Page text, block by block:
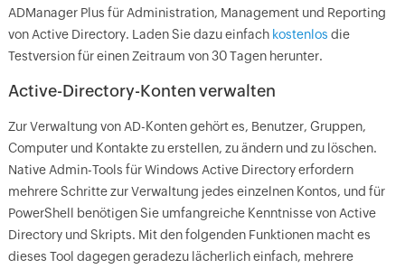
ADManager Plus für Administration, Management und Reporting
von Active Directory. Laden Sie dazu einfach kostenlos die
Testversion für einen Zeitraum von 30 Tagen herunter.
Active-Directory-Konten verwalten
Zur Verwaltung von AD-Konten gehört es, Benutzer, Gruppen,
Computer und Kontakte zu erstellen, zu ändern und zu löschen.
Native Admin-Tools für Windows Active Directory erfordern
mehrere Schritte zur Verwaltung jedes einzelnen Kontos, und für
PowerShell benötigen Sie umfangreiche Kenntnisse von Active
Directory und Skripts. Mit den folgenden Funktionen macht es
dieses Tool dagegen geradezu lächerlich einfach, mehrere